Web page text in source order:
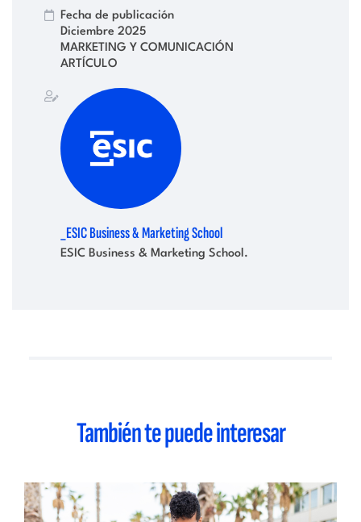
Fecha de publicación
Diciembre 2025
MARKETING Y COMUNICACIÓN
ARTÍCULO
_ESIC Business & Marketing School
ESIC Business & Marketing School.
También te puede interesar